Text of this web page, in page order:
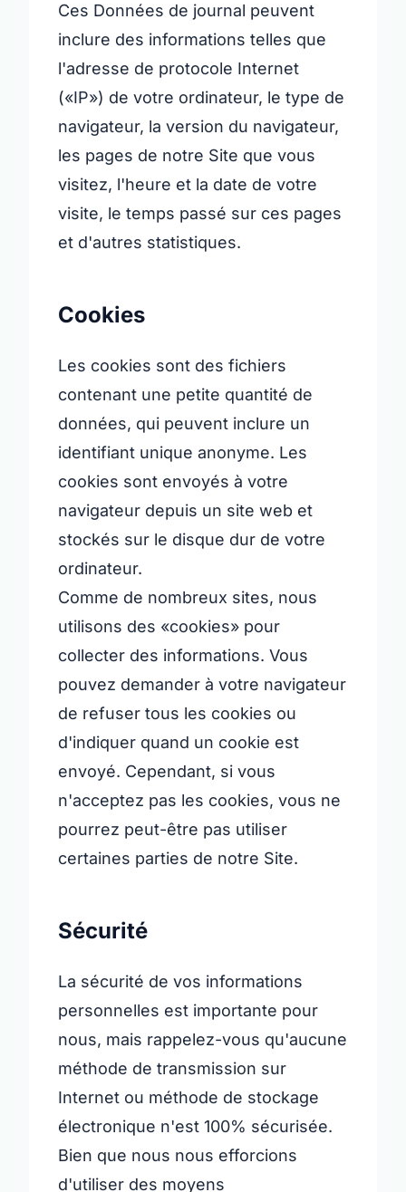
Ces Données de journal peuvent
inclure des informations telles que
l'adresse de protocole Internet
(«IP») de votre ordinateur, le type de
navigateur, la version du navigateur,
les pages de notre Site que vous
visitez, l'heure et la date de votre
visite, le temps passé sur ces pages
et d'autres statistiques.
Cookies
Les cookies sont des fichiers
contenant une petite quantité de
données, qui peuvent inclure un
identifiant unique anonyme. Les
cookies sont envoyés à votre
navigateur depuis un site web et
stockés sur le disque dur de votre
ordinateur.
Comme de nombreux sites, nous
utilisons des «cookies» pour
collecter des informations. Vous
pouvez demander à votre navigateur
de refuser tous les cookies ou
d'indiquer quand un cookie est
envoyé. Cependant, si vous
n'acceptez pas les cookies, vous ne
pourrez peut-être pas utiliser
certaines parties de notre Site.
Sécurité
La sécurité de vos informations
personnelles est importante pour
nous, mais rappelez-vous qu'aucune
méthode de transmission sur
Internet ou méthode de stockage
électronique n'est 100% sécurisée.
Bien que nous nous efforcions
d'utiliser des moyens